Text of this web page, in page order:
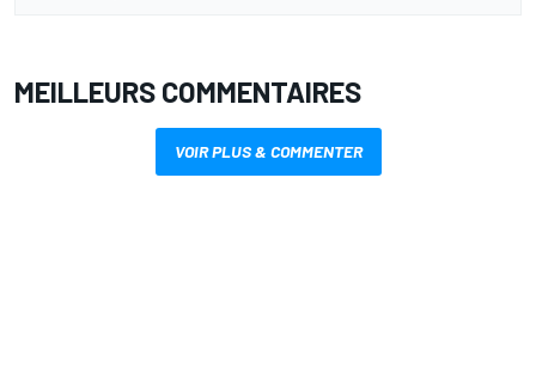
MEILLEURS COMMENTAIRES
VOIR PLUS & COMMENTER